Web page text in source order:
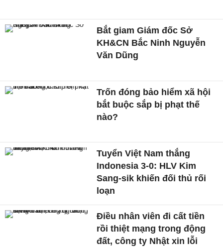
Bắt giam Giám đốc Sở
KH&CN Bắc Ninh Nguyễn
Văn Dũng
Trốn đóng bảo hiểm xã hội
bắt buộc sắp bị phạt thế
nào?
Tuyển Việt Nam thắng
Indonesia 3-0: HLV Kim
Sang-sik khiến đối thủ rối
loạn
Điều nhân viên đi cất tiền
rồi thiệt mạng trong động
đất, công ty Nhật xin lỗi